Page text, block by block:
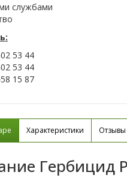
службами
53 44
53 44
15 87
Характеристики Отзывы
Гербицид